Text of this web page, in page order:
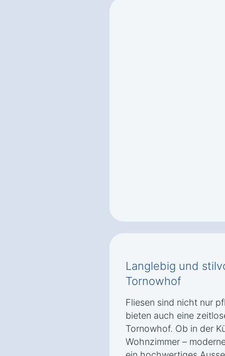
Langlebig und
Tornowhof
Fliesen sind nicht nur
bieten auch eine
Tornowhof. Ob in der
Wohnzimmer –